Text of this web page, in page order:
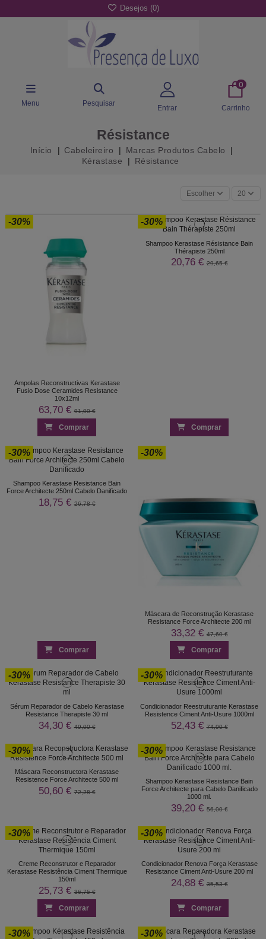
Desejos (0)
Menu Pesquisar
Entrar
0
Carrinho
Résistance
Início Cabeleireiro
Marcas Produtos Cabelo
Kérastase
Résistance
Escolher 20
-30%
Ampolas Reconstructivas Kerastase
Fusio Dose Ceramides Resistance
10x12ml
63,70 €91,00 €
Comprar
-30%
Shampoo Kerastase Résistance Bain
Thérapiste 250ml
20,76 €29,65 €
Comprar
-30%
Shampoo Kerastase Resistance Bain
Force Architecte 250ml Cabelo Danificado
18,75 €26,78 €
Comprar
-30%
Máscara de Reconstrução Kerastase
Resistance Force Architecte 200 ml
33,32 €47,60 €
Comprar
-30%
Sérum Reparador de Cabelo Kerastase
Resistance Therapiste 30 ml
34,30 €49,00 €
-30%
Condicionador Reestruturante Kerastase
Resistence Ciment Anti-Usure 1000ml
52,43 €74,90 €
-30%
Máscara Reconstructora Kerastase
Resistence Force Architecte 500 ml
50,60 €72,28 €
-30%
Shampoo Kerastase Resistance Bain
Force Architecte para Cabelo Danificado
1000 ml.
39,20 €56,00 €
-30%
Creme Reconstrutor e Reparador
Kerastase Resistência Ciment Thermique
150ml
25,73 €36,75 €
Comprar
-30%
Condicionador Renova Força Kerastase
Resistance Ciment Anti-Usure 200 ml
24,88 €35,53 €
Comprar
-30% -30%